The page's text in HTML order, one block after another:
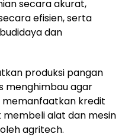
secara akurat,
efisien, serta
dan
produksi pangan
menghimbau agar
memanfaatkan kredit
membeli alat dan mesin
agritech.